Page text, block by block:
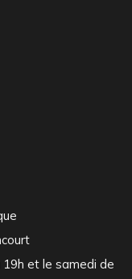
et le samedi de